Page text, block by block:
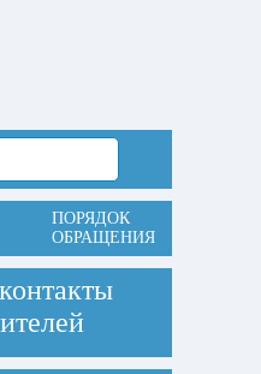
ПОРЯДОК
ОБРАЩЕНИЯ